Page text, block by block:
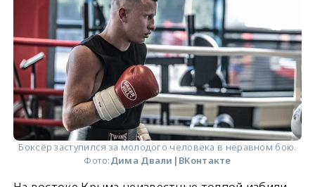
Боксёр заступился за молодого человека в неравном бою.
Фото:Дима Двали|ВКонтакте